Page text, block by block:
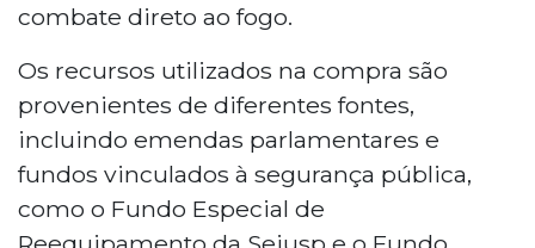
combate direto ao fogo.
Os recursos utilizados na compra são
provenientes de diferentes fontes,
incluindo emendas parlamentares e
fundos vinculados à segurança pública,
como o Fundo Especial de